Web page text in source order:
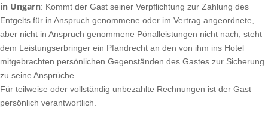
in Ungarn: Kommt der Gast seiner Verpflichtung zur Zahlung des
Entgelts für in Anspruch genommene oder im Vertrag angeordnete,
aber nicht in Anspruch genommene Pönalleistungen nicht nach, steht
dem Leistungserbringer ein Pfandrecht an den von ihm ins Hotel
mitgebrachten persönlichen Gegenständen des Gastes zur Sicherung
zu seine Ansprüche.
Für teilweise oder vollständig unbezahlte Rechnungen ist der Gast
persönlich verantwortlich.